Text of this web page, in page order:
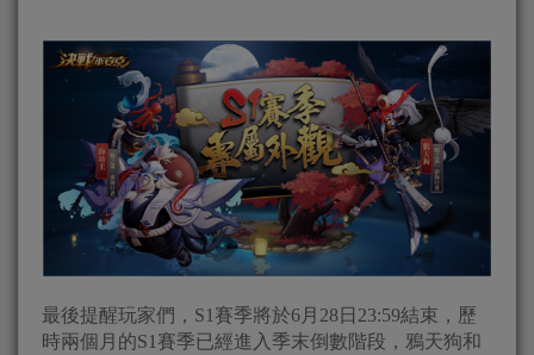
最後提醒玩家們，S1賽季將於6月28日23:59結束，歷
時兩個月的S1賽季已經進入季末倒數階段，鴉天狗和